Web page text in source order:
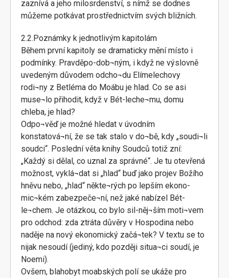
zaznívá a jeho milosrdenství, s nímž se dodnes
můžeme potkávat prostřednictvím svých bližních.
2.2.Poznámky k jednotlivým kapitolám
Během první kapitoly se dramaticky mění místo i
podmínky. Pravděpo-dob¬ným, i když ne výslovně
uvedeným důvodem odcho¬du Elímelechovy
rodi¬ny z Betléma do Moábu je hlad. Co se asi
muse¬lo přihodit, když v Bét-leche¬mu, domu
chleba, je hlad?
Odpo¬věď je možné hledat v úvodním
konstatová¬ní, že se tak stalo v do¬bě, kdy „soudi¬li
soudci“. Poslední věta knihy Soudců totiž zní:
„Každý si dělal, co uznal za správné“. Je tu otevřená
možnost, vyklá¬dat si „hlad“ buď jako projev Božího
hněvu nebo, „hlad“ někte¬rých po lepším ekono-
mic¬kém zabezpeče¬ní, než jaké nabízel Bét-
le¬chem. Je otázkou, co bylo sil-něj¬ším moti¬vem
pro odchod: zda ztráta důvěry v Hospodina nebo
naděje na nový ekonomický začá¬tek? V textu se to
nijak nesoudí (jediný, kdo později situa¬ci soudí, je
Noemi).
Ovšem, blahobyt moabských polí se ukáže pro